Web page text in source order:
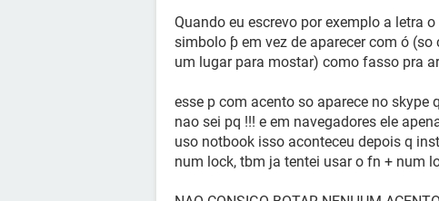
Quando eu escrevo por exemplo a letra
simbolo ƥ em vez de aparecer com ó
um lugar para mostar) como fasso pra
esse p com acento so aparece no
nao sei pq !!! e em navegadores ele
uso notbook isso aconteceu depois q
num lock, tbm ja tentei usar o fn + num